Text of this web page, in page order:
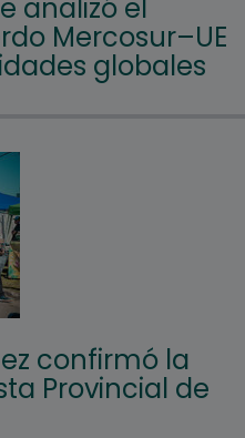
analizó el
Mercosur–UE
globales
confirmó la
Provincial de